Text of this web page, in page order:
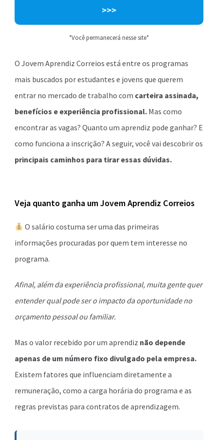
>>>
*Você permanecerá nesse site*
O Jovem Aprendiz Correios está entre os programas
mais buscados por estudantes e jovens que querem
entrar no mercado de trabalho com carteira assinada,
benefícios e experiência profissional. Mas como
encontrar as vagas? Quanto um aprendiz pode ganhar? E
como funciona a inscrição? A seguir, você vai descobrir os
principais caminhos para tirar essas dúvidas.
Veja quanto ganha um Jovem Aprendiz Correios
O salário costuma ser uma das primeiras
informações procuradas por quem tem interesse no
programa.
Afinal, além da experiência profissional, muita gente quer
entender qual pode ser o impacto da oportunidade no
orçamento pessoal ou familiar.
Mas o valor recebido por um aprendiz não depende
apenas de um número fixo divulgado pela empresa.
Existem fatores que influenciam diretamente a
remuneração, como a carga horária do programa e as
regras previstas para contratos de aprendizagem.